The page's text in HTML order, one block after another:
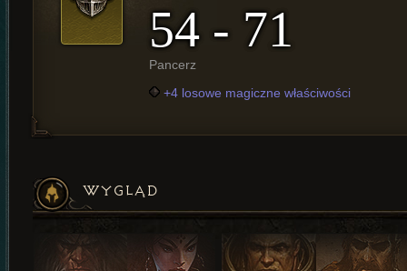
54 - 71
Pancerz
+4 losowe magiczne właściwości
WYGLĄD